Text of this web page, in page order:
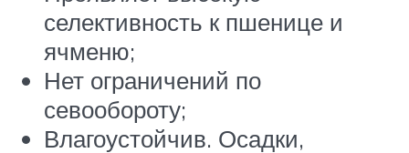
селективность к пшенице и
ячменю;
Нет ограничений по
севообороту;
Влагоустойчив. Осадки,